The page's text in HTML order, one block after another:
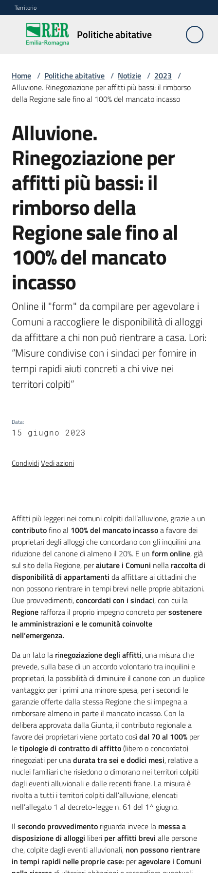
Vai al contenuto
Vai alla navigazione
Vai al footer
Territorio
Politiche abitative
Politiche
abitative
Edilizia
Residenziale
Edilizia
Residenziale
Sociale
Sostegno
all'affitto
Barriere
architettoniche
Autorizzazioni
ORSA
Servizi
Leggi Atti Bandi
Piani Programmi
Progetti
Home / Politiche abitative / Notizie / 2023 /
Alluvione. Rinegoziazione per affitti più bassi: il rimborso
della Regione sale fino al 100% del mancato incasso
Salta al contenuto
Alluvione.
Rinegoziazione per
affitti più bassi: il
rimborso della
Regione sale fino al
100% del mancato
incasso
Online il "form" da compilare per agevolare i
Comuni a raccogliere le disponibilità di alloggi
da affittare a chi non può rientrare a casa. Lori:
“Misure condivise con i sindaci per fornire in
tempi rapidi aiuti concreti a chi vive nei
territori colpiti”
Data:
15 giugno 2023
CondividiVedi azioni
Introduzione
Affitti più leggeri nei comuni colpiti dall’alluvione, grazie a un
contributofino al 100% del mancato incassoa favore dei
proprietari degli alloggi che concordano con gli inquilini una
riduzione del canone di almeno il 20%. E un form online, già
sul sito della Regione, peraiutare i Comuni nella raccolta di
disponibilità di appartamenti da affittare ai cittadini che
non possono rientrare in tempi brevi nelle proprie abitazioni.
Due provvedimenti,concordati con i sindaci, con cui la
Regione rafforza il proprio impegno concreto persostenere
le amministrazioni e le comunità coinvolte
nell’emergenza.
Da un lato la rinegoziazione degli affitti, una misura che
prevede, sulla base di un accordo volontario tra inquilini e
proprietari, la possibilità di diminuire il canone con un duplice
vantaggio: per i primi una minore spesa, per i secondi le
garanzie offerte dalla stessa Regione che si impegna a
rimborsare almeno in parte il mancato incasso. Con la
delibera approvata dalla Giunta, il contributo regionale a
favore dei proprietari viene portato cosìdal 70 al 100% per
letipologie di contratto di affitto(libero o concordato)
rinegoziati per unadurata tra sei e dodici mesi, relative a
nuclei familiari che risiedono o dimorano nei territori colpiti
dagli eventi alluvionali e dalle recenti frane. La misura è
rivolta a tutti i territori colpiti dall’alluvione, elencati
nell’allegato 1 al decreto-legge n. 61 del 1^ giugno.
Il secondo provvedimento riguarda invece la messa a
disposizione di alloggi liberi per affitti brevi alle persone
che, colpite dagli eventi alluvionali, non possono rientrare
in tempi rapidi nelle proprie case: peragevolare i Comuni